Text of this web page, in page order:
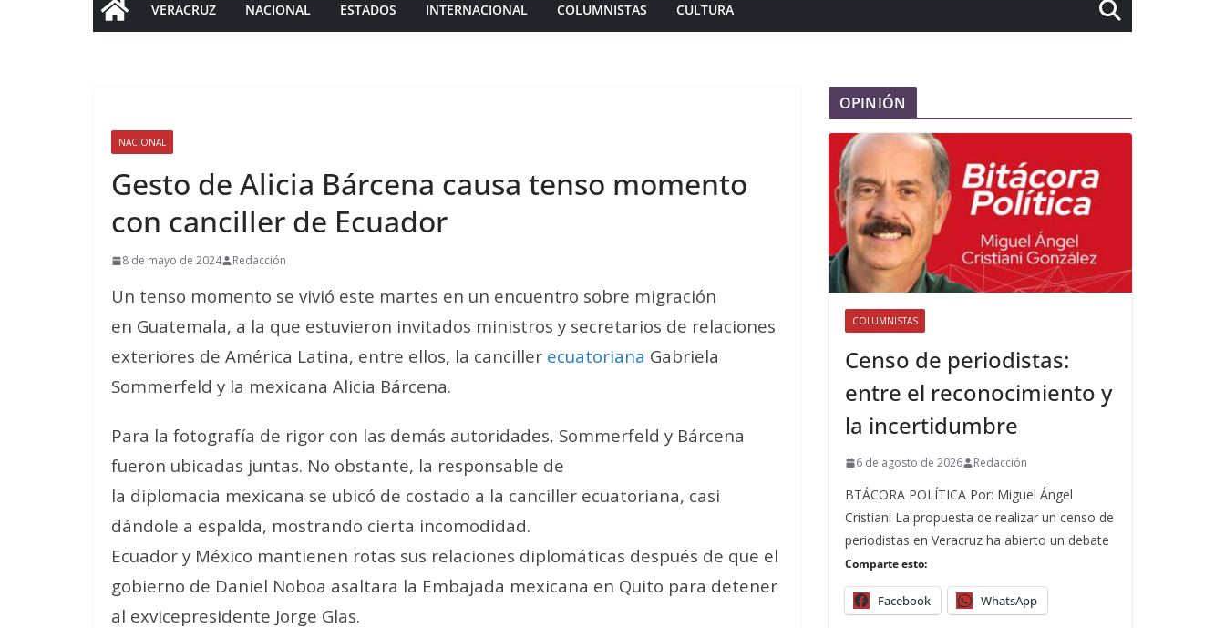
VERACRUZ NACIONAL ESTADOS INTERNACIONAL COLUMNISTAS CULTURA
NACIONAL
Gesto de Alicia Bárcena causa tenso momento
con canciller de Ecuador
8 de mayo de 2024 Redacción
Un tenso momento se vivió este martes en un encuentro sobre migración
en Guatemala, a la que estuvieron invitados ministros y secretarios de relaciones
exteriores de América Latina, entre ellos, la canciller ecuatoriana Gabriela
Sommerfeld y la mexicana Alicia Bárcena.
Para la fotografía de rigor con las demás autoridades, Sommerfeld y Bárcena
fueron ubicadas juntas. No obstante, la responsable de
la diplomacia mexicana se ubicó de costado a la canciller ecuatoriana, casi
dándole a espalda, mostrando cierta incomodidad.
Ecuador y México mantienen rotas sus relaciones diplomáticas después de que el
gobierno de Daniel Noboa asaltara la Embajada mexicana en Quito para detener
al exvicepresidente Jorge Glas.
OPINIÓN
COLUMNISTAS
Censo de periodistas:
entre el reconocimiento y
la incertidumbre
6 de agosto de 2026 Redacción
BTÁCORA POLÍTICA Por: Miguel Ángel
Cristiani La propuesta de realizar un censo de
periodistas en Veracruz ha abierto un debate
Comparte esto:
Facebook WhatsApp